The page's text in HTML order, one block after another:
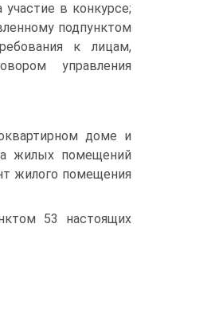
в конкурсе;
подпунктом
к лицам,
управления
доме и
жилых помещений
жилого помещения
53 настоящих